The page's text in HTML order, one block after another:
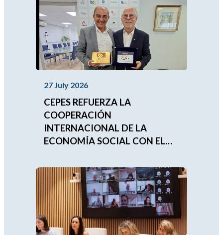
27 July 2026
CEPES REFUERZA LA
COOPERACIÓN
INTERNACIONAL DE LA
ECONOMÍA SOCIAL CON EL
UNIÓN MUNDIAL DE LAS
MUTUALIDADES